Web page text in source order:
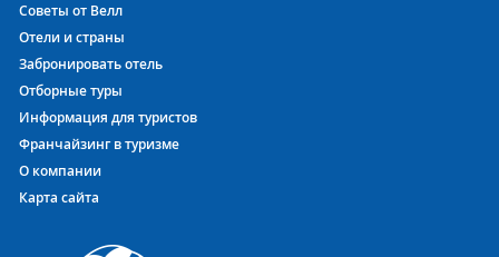
Советы от Велл
Отели и страны
Забронировать отель
Отборные туры
Информация для туристов
Франчайзинг в туризме
О компании
Карта сайта